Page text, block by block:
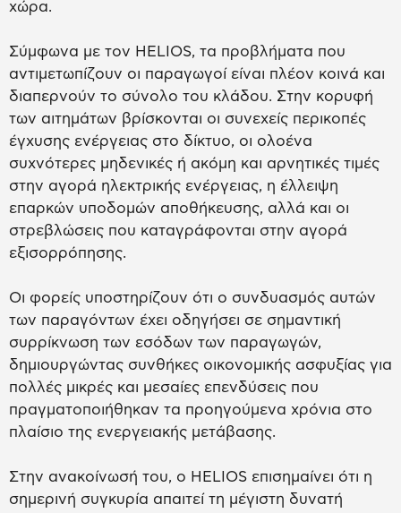
χώρα.
Σύμφωνα με τον HELIOS, τα προβλήματα που
αντιμετωπίζουν οι παραγωγοί είναι πλέον κοινά και
διαπερνούν το σύνολο του κλάδου. Στην κορυφή
των αιτημάτων βρίσκονται οι συνεχείς περικοπές
έγχυσης ενέργειας στο δίκτυο, οι ολοένα
συχνότερες μηδενικές ή ακόμη και αρνητικές τιμές
στην αγορά ηλεκτρικής ενέργειας, η έλλειψη
επαρκών υποδομών αποθήκευσης, αλλά και οι
στρεβλώσεις που καταγράφονται στην αγορά
εξισορρόπησης.
Οι φορείς υποστηρίζουν ότι ο συνδυασμός αυτών
των παραγόντων έχει οδηγήσει σε σημαντική
συρρίκνωση των εσόδων των παραγωγών,
δημιουργώντας συνθήκες οικονομικής ασφυξίας για
πολλές μικρές και μεσαίες επενδύσεις που
πραγματοποιήθηκαν τα προηγούμενα χρόνια στο
πλαίσιο της ενεργειακής μετάβασης.
Στην ανακοίνωσή του, ο HELIOS επισημαίνει ότι η
σημερινή συγκυρία απαιτεί τη μέγιστη δυνατή